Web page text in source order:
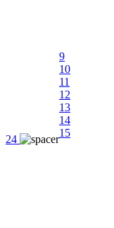
24
9
10
11
12
13
14
15